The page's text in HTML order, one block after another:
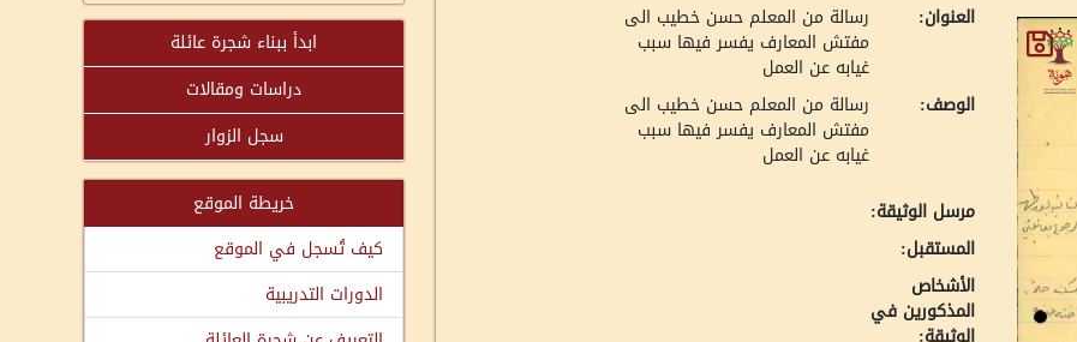
العنوان: رسالة من المعلم حسن خطيب الى
مفتش المعارف يفسر فيها سبب
غيابه عن العمل
الوصف:
رسالة من المعلم حسن خطيب الى
مفتش المعارف يفسر فيها سبب
غيابه عن العمل
مرسل الوثيقة:
المستقبل:
الأشخاص
المذكورين في
ابدأ ببناء شجرة عائلة
دراسات ومقالات
سجل الزوار
خريطة الموقع
كيف تُسجل في الموقع
الدورات التدريبية